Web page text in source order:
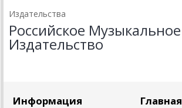
Издательства
Российское Музыкальное
Издательство
Информация
Главная